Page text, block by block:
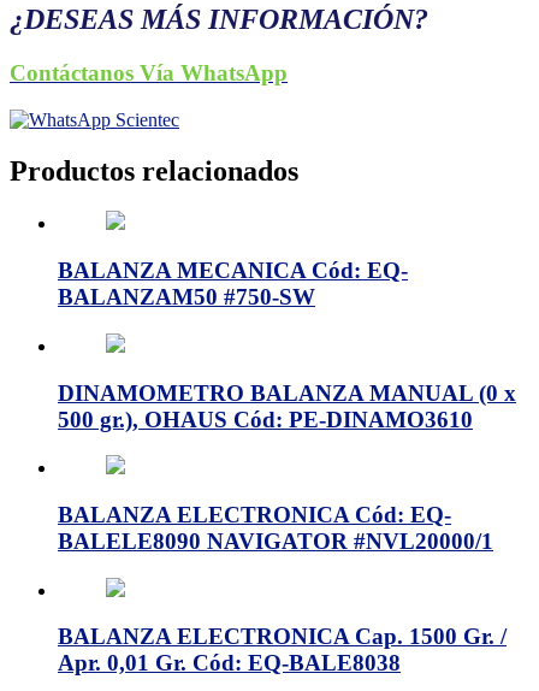
¿DESEAS MÁS INFORMACIÓN?
Contáctanos Vía WhatsApp
Productos relacionados
BALANZA MECANICA Cód: EQ-
BALANZAM50 #750-SW
DINAMOMETRO BALANZA MANUAL (0 x
500 gr.), OHAUS Cód: PE-DINAMO3610
BALANZA ELECTRONICA Cód: EQ-
BALELE8090 NAVIGATOR #NVL20000/1
BALANZA ELECTRONICA Cap. 1500 Gr. /
Apr. 0,01 Gr. Cód: EQ-BALE8038